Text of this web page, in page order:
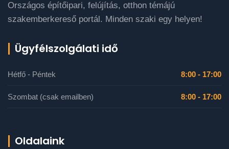
Országos építőipari, felújítás, otthon témájú
szakemberkereső portál. Minden szaki egy helyen!
Ügyfélszolgálati idő
Hétfő - Péntek 8:00 - 17:00
Szombat (csak emailben) 8:00 - 17:00
Oldalaink